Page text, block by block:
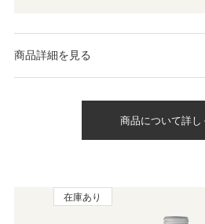
商品詳細を見る
商品について詳し
在庫あり